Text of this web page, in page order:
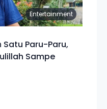
Entertainment
Paru-Paru,
Sampe